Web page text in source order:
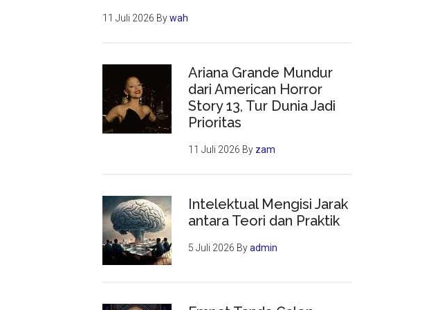
11 Juli 2026 Bywah
Ariana Grande Mundur
dari American Horror
Story 13, Tur Dunia Jadi
Prioritas
11 Juli 2026 By zam
Intelektual Mengisi Jarak
antara Teori dan Praktik
5 Juli 2026 Byadmin